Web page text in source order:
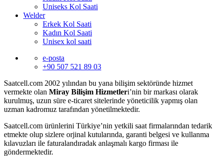
Uniseks Kol Saati
Welder
Erkek Kol Saati
Kadın Kol Saati
Unisex kol saati
e-posta
+90 507 521 89 03
Saatcell.com 2002 yılından bu yana bilişim sektöründe hizmet
vermekte olan Miray Bilişim Hizmetleri’nin bir markası olarak
kurulmuş, uzun süre e-ticaret sitelerinde yöneticilik yapmış olan
uzman kadromuz tarafından yönetilmektedir.
Saatcell.com ürünlerini Türkiye’nin yetkili saat firmalarından tedarik
etmekte olup sizlere orjinal kutularında, garanti belgesi ve kullanma
kılavuzları ile faturalandıradak anlaşmalı kargo firması ile
göndermektedir.